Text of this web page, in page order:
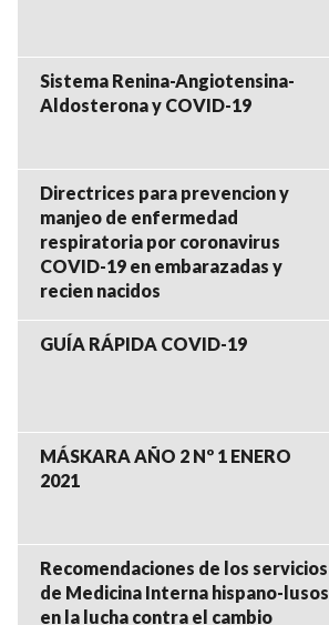
Sistema Renina-Angiotensina-
Aldosterona y COVID-19
Directrices para prevencion y
manjeo de enfermedad
respiratoria por coronavirus
COVID-19 en embarazadas y
recien nacidos
GUÍA RÁPIDA COVID-19
MÁSKARA AÑO 2 Nº 1 ENERO
2021
Recomendaciones de los servicios
de Medicina Interna hispano-lusos
en la lucha contra el cambio